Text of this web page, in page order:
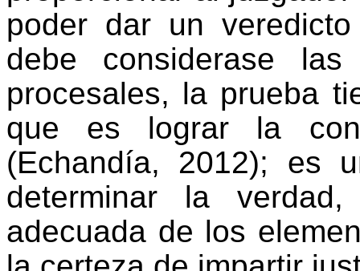
poder dar un
debe considerase
procesales, la prueba
que es lograr la
(Echandía, 2012); es
determinar la
adecuada de los